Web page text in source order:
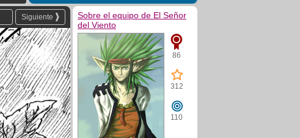
Siguiente
Sobre el equipo de El Señor
del Viento
86
312
110